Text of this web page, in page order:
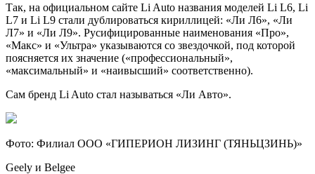
Так, на официальном сайте Li Auto названия моделей Li L6, Li
L7 и Li L9 стали дублироваться кириллицей: «Ли Л6», «Ли
Л7» и «Ли Л9». Русифицированные наименования «Про»,
«Макс» и «Ультра» указываются со звездочкой, под которой
поясняется их значение («профессиональный»,
«максимальный» и «наивысший» соответственно).
Сам бренд Li Auto стал называться «Ли Авто».
Фото: Филиал ООО «ГИПЕРИОН ЛИЗИНГ (ТЯНЬЦЗИНЬ)»
Geely и Belgee